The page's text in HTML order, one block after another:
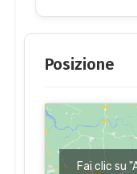
Posizione
Fai clic su